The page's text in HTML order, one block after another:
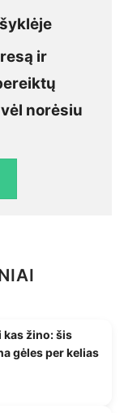
ir
norėsiu
kas žino: šis
gėles per kelias